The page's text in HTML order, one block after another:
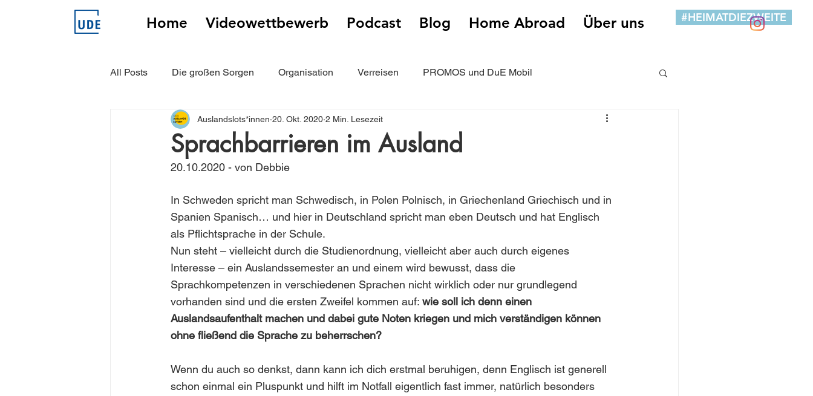
Home Videowettbewerb Podcast Blog Home Abroad Über uns #HEIMATDIEZWEITE
All Posts Die großen Sorgen Organisation Verreisen PROMOS und DuE Mobil
Unsere Auslandslots*innen erzählen
Sprachbarrieren im Ausland
Auslandslots*innen 20. Okt. 2020 2 Min. Lesezeit
20.10.2020 - von Debbie
In Schweden spricht man Schwedisch, in Polen Polnisch, in Griechenland Griechisch und in
Spanien Spanisch… und hier in Deutschland spricht man eben Deutsch und hat Englisch
als Pflichtsprache in der Schule.
Nun steht – vielleicht durch die Studienordnung, vielleicht aber auch durch eigenes
Interesse – ein Auslandssemester an und einem wird bewusst, dass die
Sprachkompetenzen in verschiedenen Sprachen nicht wirklich oder nur grundlegend
vorhanden sind und die ersten Zweifel kommen auf: wie soll ich denn einen
Auslandsaufenthalt machen und dabei gute Noten kriegen und mich verständigen können
ohne fließend die Sprache zu beherrschen?
Wenn du auch so denkst, dann kann ich dich erstmal beruhigen, denn Englisch ist generell
schon einmal ein Pluspunkt und hilft im Notfall eigentlich fast immer, natürlich besonders